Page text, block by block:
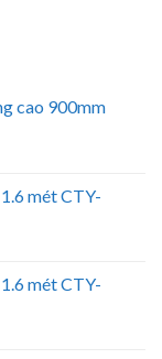
cao 900mm
mét CTY-
mét CTY-